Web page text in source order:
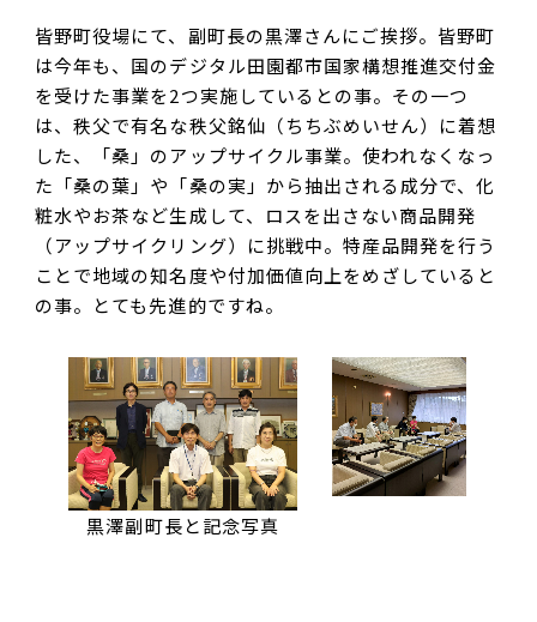
皆野町役場にて、副町長の黒澤さんにご挨拶。皆野町
は今年も、国のデジタル田園都市国家構想推進交付金
を受けた事業を2つ実施しているとの事。その一つ
は、秩父で有名な秩父銘仙（ちちぶめいせん）に着想
した、「桑」のアップサイクル事業。使われなくなっ
た「桑の葉」や「桑の実」から抽出される成分で、化
粧水やお茶など生成して、ロスを出さない商品開発
（アップサイクリング）に挑戦中。特産品開発を行う
ことで地域の知名度や付加価値向上をめざしていると
の事。とても先進的ですね。
黒澤副町長と記念写真